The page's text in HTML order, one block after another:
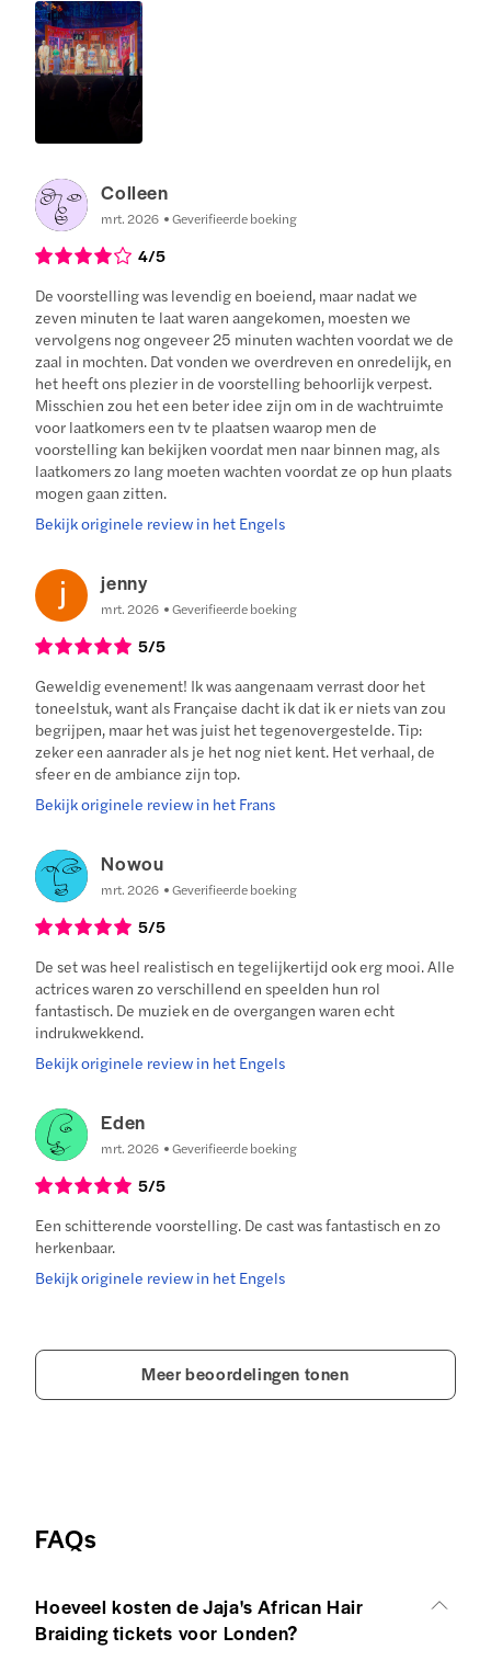
Colleen
mrt. 2026 Geverifieerde boeking
4/5
De voorstelling was levendig en boeiend, maar nadat we
zeven minuten te laat waren aangekomen, moesten we
vervolgens nog ongeveer 25 minuten wachten voordat we de
zaal in mochten. Dat vonden we overdreven en onredelijk, en
het heeft ons plezier in de voorstelling behoorlijk verpest.
Misschien zou het een beter idee zijn om in de wachtruimte
voor laatkomers een tv te plaatsen waarop men de
voorstelling kan bekijken voordat men naar binnen mag, als
laatkomers zo lang moeten wachten voordat ze op hun plaats
mogen gaan zitten.
Bekijk originele review in het Engels
jenny
mrt. 2026 Geverifieerde boeking
5/5
Geweldig evenement! Ik was aangenaam verrast door het
toneelstuk, want als Française dacht ik dat ik er niets van zou
begrijpen, maar het was juist het tegenovergestelde. Tip:
zeker een aanrader als je het nog niet kent. Het verhaal, de
sfeer en de ambiance zijn top.
Bekijk originele review in het Frans
Nowou
mrt. 2026 Geverifieerde boeking
5/5
De set was heel realistisch en tegelijkertijd ook erg mooi. Alle
actrices waren zo verschillend en speelden hun rol
fantastisch. De muziek en de overgangen waren echt
indrukwekkend.
Bekijk originele review in het Engels
Eden
mrt. 2026 Geverifieerde boeking
5/5
Een schitterende voorstelling. De cast was fantastisch en zo
herkenbaar.
Bekijk originele review in het Engels
Meer beoordelingen tonen
FAQs
Hoeveel kosten de Jaja's African Hair
Braiding tickets voor Londen?